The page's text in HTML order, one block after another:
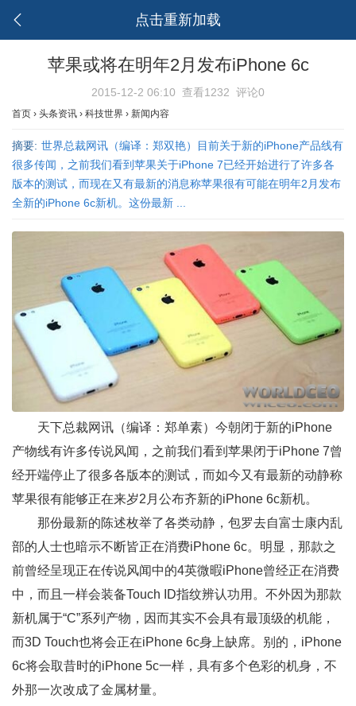
点击重新加载
苹果或将在明年2月发布iPhone 6c
2015-12-2 06:10 查看1232 评论0
首页 › 头条资讯 › 科技世界 › 新闻内容
摘要: 世界总裁网讯（编译：郑双艳）目前关于新的iPhone产品线有
很多传闻，之前我们看到苹果关于iPhone 7已经开始进行了许多各
版本的测试，而现在又有最新的消息称苹果很有可能在明年2月发布
全新的iPhone 6c新机。这份最新 ...
天下总裁网讯（编译：郑单素）今朝闭于新的iPhone
产物线有许多传说风闻，之前我们看到 苹果闭于iPhone 7曾
经开端停止了很多各版本的测试，而如今又有最新的动静称
苹果很有能够正在来岁2月公布齐新的iPhone 6c新机。
那份最新的陈述枚举了各类动静，包罗去自富士康内乱
部的人士也暗示不断皆正在消费iPhone 6c。明显，那款之
前曾经呈现正在传说风闻中的4英微暇iPhone曾经正在消费
中，而且一样会装备Touch ID指纹辨认功用。不外因为那款
新机属于“C”系列产物，因而其实不会具有最顶级的机能，
而3D Touch也将会正在iPhone 6c身上缺席。别的，iPhone
6c将会取昔时的iPhone 5c一样，具有多个色彩的机身，不
外那一次改成了金属材量。